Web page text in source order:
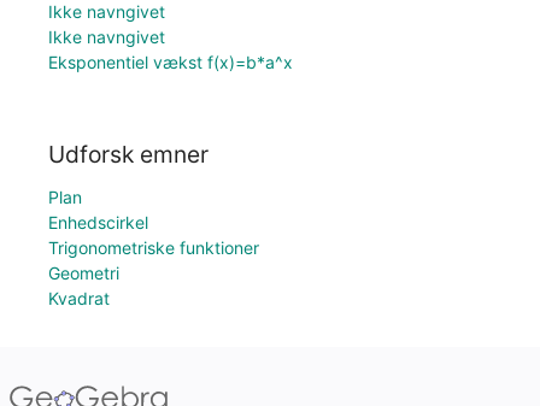
Ikke navngivet
Ikke navngivet
Eksponentiel vækst f(x)=b*a^x
Udforsk emner
Plan
Enhedscirkel
Trigonometriske funktioner
Geometri
Kvadrat